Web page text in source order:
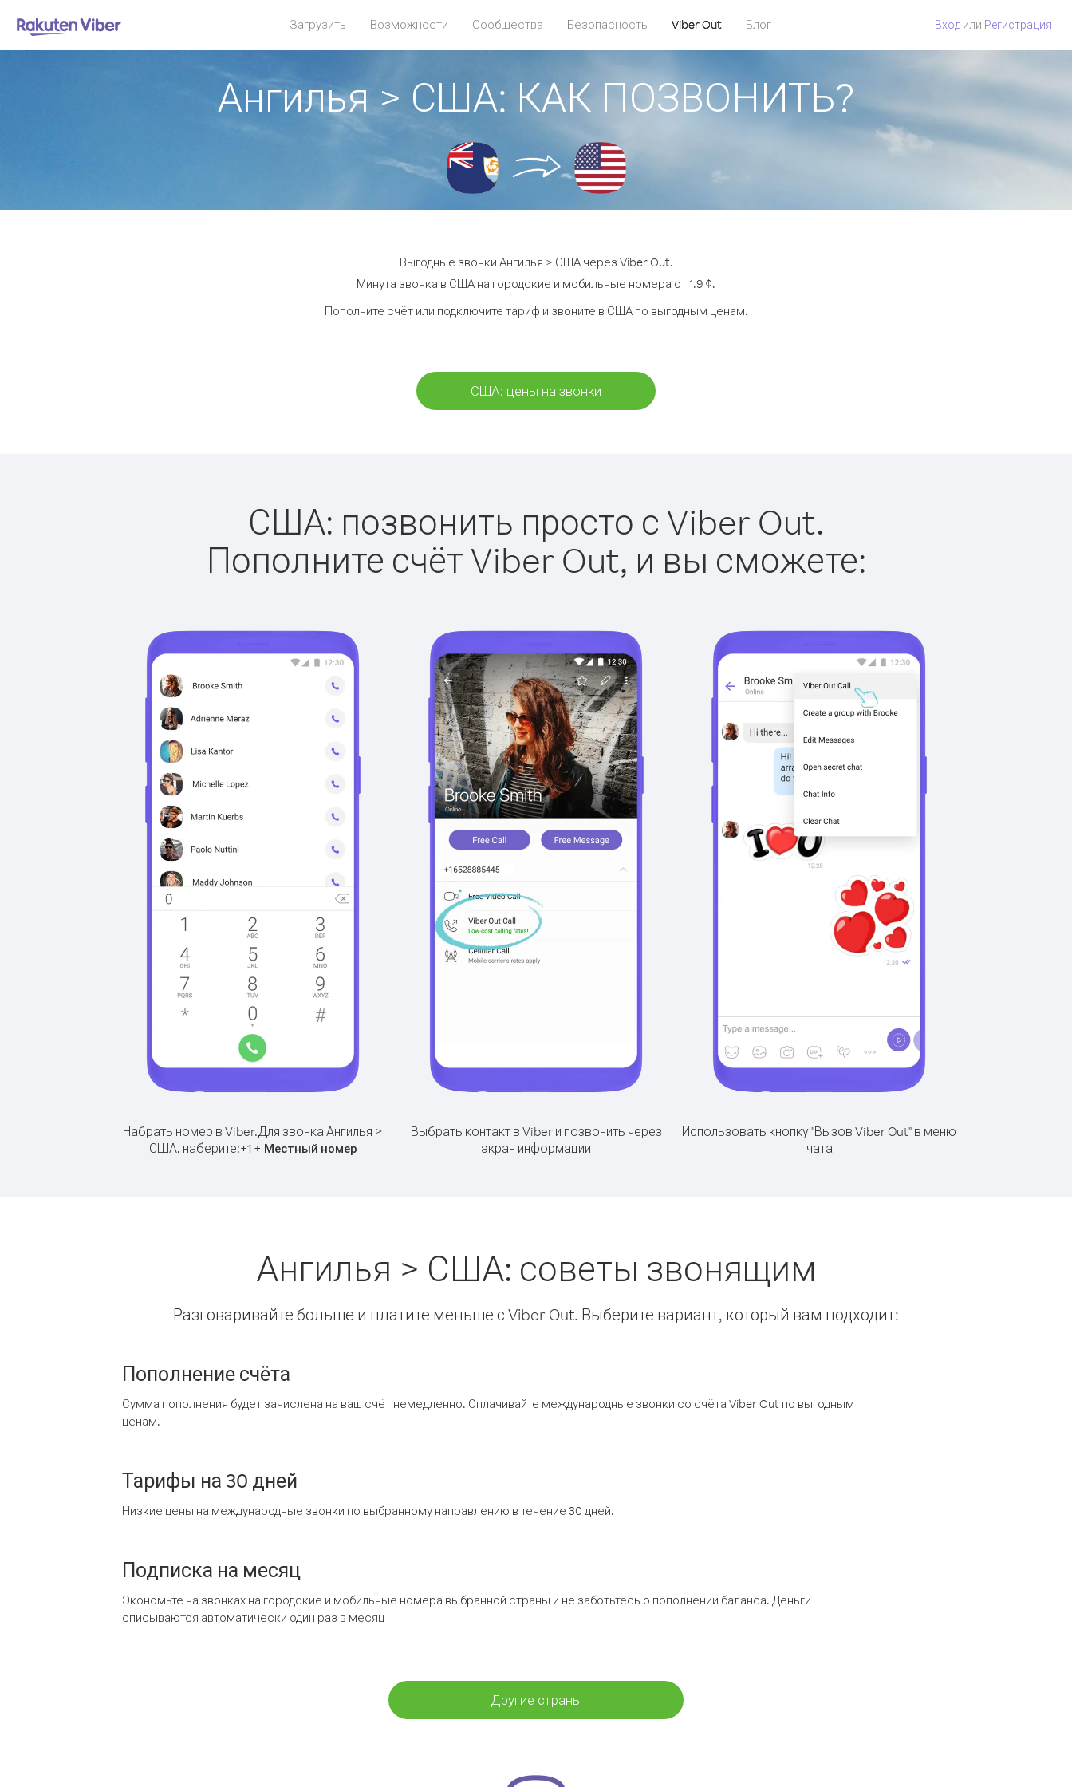
Загрузить Возможности Сообщества Безопасность Viber Out Блог Вход или Регистрация
Ангилья > США: КАК ПОЗВОНИТЬ?
Выгодные звонки Ангилья > США через Viber Out.
Минута звонка в США на городские и мобильные номера от 1.9 ¢.
Пополните счёт или подключите тариф и звоните в США по выгодным ценам.
США: цены на звонки
США: позвонить просто с Viber Out.
Пополните счёт Viber Out, и вы сможете:
Набрать номер в Viber.Для звонка Ангилья >
США, наберите:+1+ Местный номер
Выбрать контакт в Viber и позвонить через
экран информации
Использовать кнопку "Вызов Viber Out" в меню
чата
Ангилья > США: советы звонящим
Разговаривайте больше и платите меньше с Viber Out. Выберите вариант, который вам подходит:
Пополнение счёта
Сумма пополнения будет зачислена на ваш счёт немедленно. Оплачивайте международные звонки со счёта Viber Out по выгодным
ценам.
Тарифы на 30 дней
Низкие цены на международные звонки по выбранному направлению в течение 30 дней.
Подписка на месяц
Экономьте на звонках на городские и мобильные номера выбранной страны и не заботьтесь о пополнении баланса. Деньги
списываются автоматически один раз в месяц
Другие страны